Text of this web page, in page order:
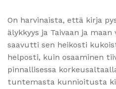
On harvinaista, että kirja
älykkyys ja Taivaan ja
saavutti sen heikosti
helposti, kuin osaaminen
pinnallisessa
tuntemasta kunnioitusta